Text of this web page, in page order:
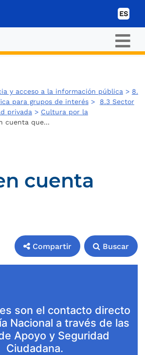
ES
y acceso a la información pública > 8.
para grupos de interés> 8.3 Sector
privada > Cultura por la
cuenta que...
cuenta
Compartir Buscar
son el contacto directo
Nacional a través de las
Apoyo y Seguridad
Ciudadana.